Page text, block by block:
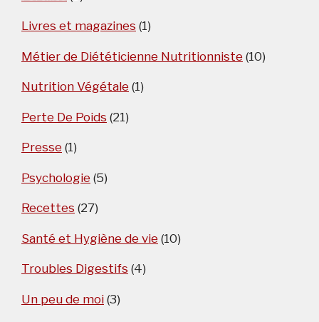
Livres et magazines (1)
Métier de Diététicienne Nutritionniste (10)
Nutrition Végétale (1)
Perte De Poids (21)
Presse (1)
Psychologie (5)
Recettes (27)
Santé et Hygiène de vie (10)
Troubles Digestifs (4)
Un peu de moi (3)